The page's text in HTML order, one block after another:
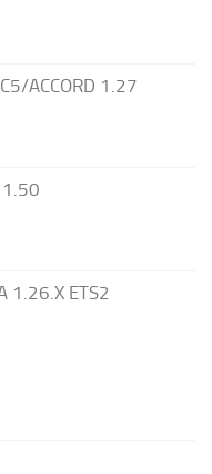
ACCORD 1.27
1.50
1.26.X ETS2